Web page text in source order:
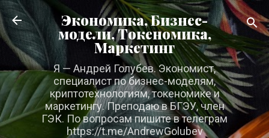
К основному контенту
Экономика, Бизнес-
модели, Токеномика,
Маркетинг
Я — Андрей Голубев. Экономист,
специалист по бизнес-моделям,
криптотехнологиям, токеномике и
маркетингу. Преподаю в БГЭУ, член
ГЭК. По вопросам пишите в телеграм
https://t.me/AndrewGolubev